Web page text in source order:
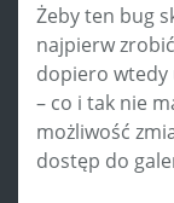
Żeby ten bug
najpierw
dopiero wtedy
– co i tak nie
możliwość
dostęp do